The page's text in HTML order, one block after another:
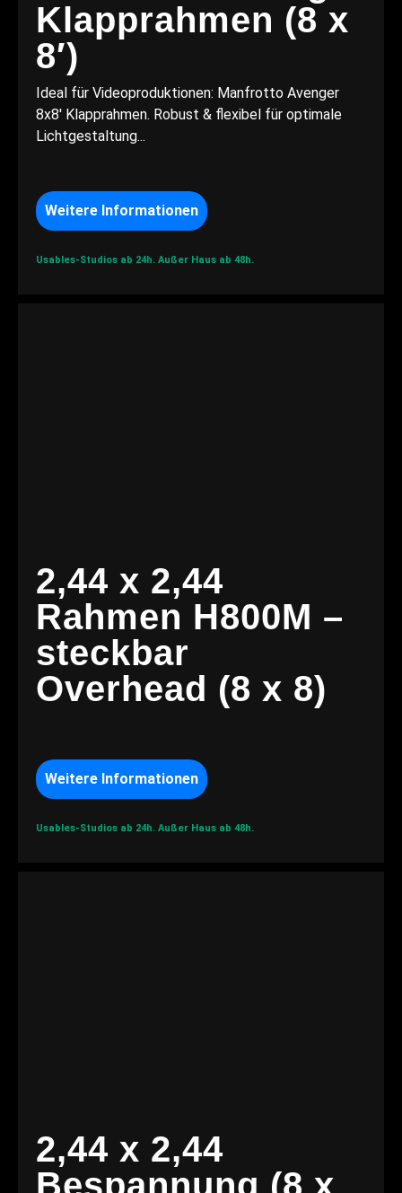
Klapprahmen (8 x
8′)
Ideal für Videoproduktionen: Manfrotto Avenger
8x8′ Klapprahmen. Robust & flexibel für optimale
Lichtgestaltung...
Weitere Informationen
Usables-Studios ab 24h. Außer Haus ab 48h.
2,44 x 2,44
Rahmen H800M –
steckbar
Overhead (8 x 8)
Weitere Informationen
Usables-Studios ab 24h. Außer Haus ab 48h.
2,44 x 2,44